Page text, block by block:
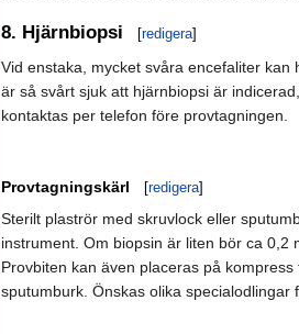
8. Hjärnbiopsi [redigera]
Vid enstaka, mycket svåra encefaliter
är så svårt sjuk att hjärnbiopsi är
kontaktas per telefon före provtagningen.
Provtagningskärl [redigera]
Sterilt plaströr med skruvlock eller
instrument. Om biopsin är liten bör ca 0,2
Provbiten kan även placeras på
sputumburk. Önskas olika